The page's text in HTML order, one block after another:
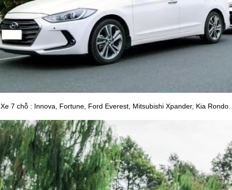
Xe 7 chỗ : Innova, Fortune, Ford Everest, Mitsubishi Xpander, Kia Rondo…